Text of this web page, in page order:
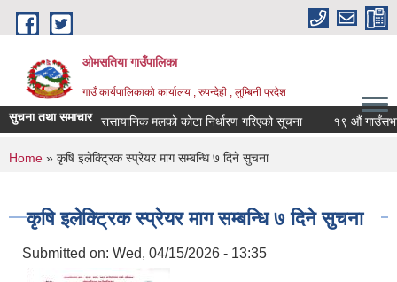
Skip to main content
ओमसतिया गाउँपालिका
गाउँ कार्यपालिकाको कार्यालय , रुपन्देही , लुम्बिनी प्रदेश
सुचना तथा समाचाररासायानिक मलको कोटा निर्धारण गरिएको सूचना १९ औं गाउँसभाको
You are here
Home » कृषि इलेक्ट्रिक स्प्रेयर माग सम्बन्धि ७ दिने सुचना
कृषि इलेक्ट्रिक स्प्रेयर माग सम्बन्धि ७ दिने सुचना
Submitted on: Wed, 04/15/2026 - 13:35